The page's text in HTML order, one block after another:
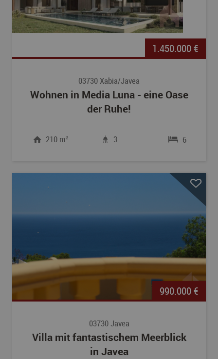
1.450.000 €
03730 Xabia/Javea
Wohnen in Media Luna - eine Oase
der Ruhe!
210 m² 6
3
990.000 €
03730 Javea
Villa mit fantastischem Meerblick
in Javea